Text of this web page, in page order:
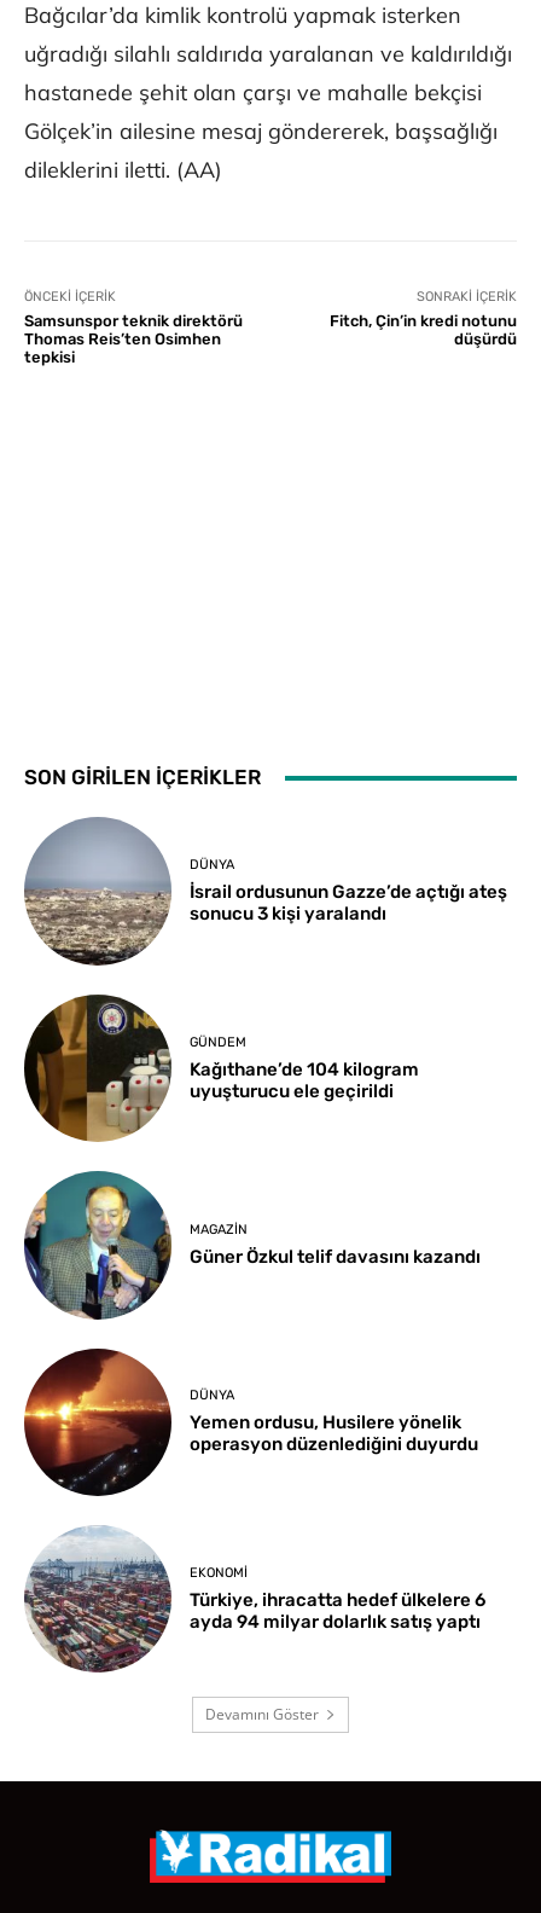
Bağcılar’da kimlik kontrolü yapmak isterken
uğradığı silahlı saldırıda yaralanan ve kaldırıldığı
hastanede şehit olan çarşı ve mahalle bekçisi
Gölçek’in ailesine mesaj göndererek, başsağlığı
dileklerini iletti. (AA)
ÖNCEKI İÇERIK
Samsunspor teknik direktörü
Thomas Reis’ten Osimhen
tepkisi
SONRAKI İÇERIK
Fitch, Çin’in kredi notunu
düşürdü
SON GİRİLEN İÇERİKLER
DÜNYA
İsrail ordusunun Gazze’de açtığı ateş
sonucu 3 kişi yaralandı
GÜNDEM
Kağıthane’de 104 kilogram
uyuşturucu ele geçirildi
MAGAZIN
Güner Özkul telif davasını kazandı
DÜNYA
Yemen ordusu, Husilere yönelik
operasyon düzenlediğini duyurdu
EKONOMI
Türkiye, ihracatta hedef ülkelere 6
ayda 94 milyar dolarlık satış yaptı
Devamını Göster